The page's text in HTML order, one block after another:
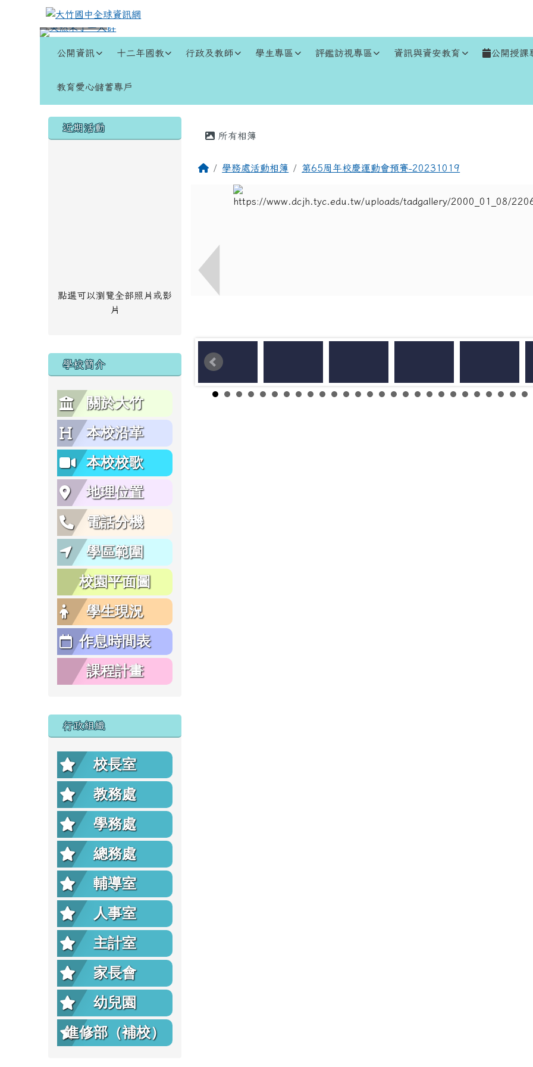
跳至主內容區
大竹國中全球資訊網
公開資訊 十二年國教 行政及教師 學生專區 評鑑訪視專區 資訊與資安教育 公開授課
教育愛心儲蓄專戶
左邊區域內容
近期活動
點選可以瀏覽全部照片或影
片
學校簡介
關於大竹
本校沿革
本校校歌
地理位置
電話分機
學區範圍
校園平面圖
學生現況
作息時間表
課程計畫
行政組織
校長室
教務處
學務處
總務處
輔導室
人事室
主計室
家長會
幼兒園
進修部（補校）
主內容區域
所有相簿
回首頁學務處活動相簿 第65周年校慶運動會預賽-20231019
頁尾區域